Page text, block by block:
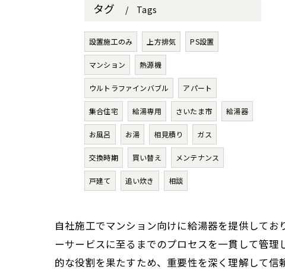
タグ Tags
設置施工のみ 上方排気 PS設置
マンション 熱源機
ウルトラファインバブル アパート
集合住宅 給湯専用 さいたま市 給湯器
お風呂 お湯 相見積り ガス
交換時期 買い替え メンテナンス
戸建て 追い炊き 相談
自社施工でマンション向けに給湯器を提供して
ーサービスに至るまでのプロセスを一貫して管
的な役割を果たすため、重要性を深く理解して信